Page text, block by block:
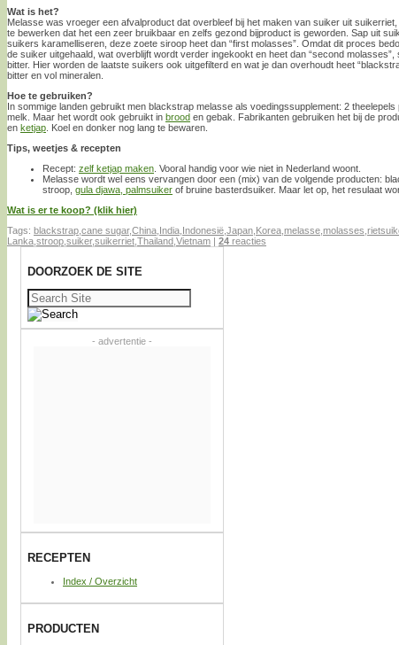
Wat is het?
Melasse was vroeger een afvalproduct dat overbleef bij het maken van suiker uit
te bewerken dat het een zeer bruikbaar en zelfs gezond bijproduct is geworden. Sap uit
suikers karamelliseren, deze zoete siroop heet dan “first molasses”. Omdat dit proces
de suiker uitgehaald, wat overblijft wordt verder ingekookt en heet dan “second
bitter. Hier worden de laatste suikers ook uitgefilterd en wat je dan overhoudt heet
bitter en vol mineralen.
Hoe te gebruiken?
In sommige landen gebruikt men blackstrap melasse als voedingssupplement: 2
melk. Maar het wordt ook gebruikt in brood en gebak. Fabrikanten gebruiken het bij de
en ketjap . Koel en donker nog lang te bewaren.
Tips, weetjes & recepten
Recept: zelf ketjap maken . Vooral handig voor wie niet in Nederland woont.
Melasse wordt wel eens vervangen door een (mix) van de volgende producten:
stroop, gula djawa, palmsuiker of bruine basterdsuiker. Maar let op, het resulaat
Wat is er te koop? (klik hier)
Tags: blackstrap cane sugar,China India Indonesië Japan Korea melasse molasses
Lanka stroop suiker,suikerriet Thailand Vietnam | 24 reacties
DOORZOEK DE SITE
Zoeken
naar:
- advertentie -
RECEPTEN
Index / Overzicht
PRODUCTEN